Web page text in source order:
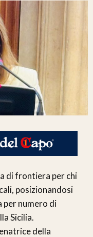
di frontiera per chi
posizionandosi
per numero di
Sicilia.
della